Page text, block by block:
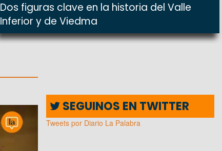
Dos figuras clave en la historia del Valle
Inferior y de Viedma
SEGUINOS EN TWITTER
Tweets por Diario La Palabra